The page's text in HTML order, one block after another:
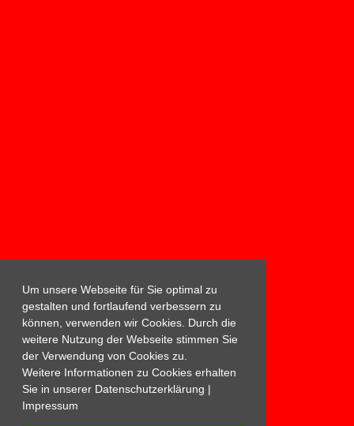
Um unsere Webseite für Sie optimal zu
gestalten und fortlaufend verbessern zu
können, verwenden wir Cookies. Durch die
weitere Nutzung der Webseite stimmen Sie
der Verwendung von Cookies zu.
Weitere Informationen zu Cookies erhalten
Sie in unserer Datenschutzerklärung |
Impressum